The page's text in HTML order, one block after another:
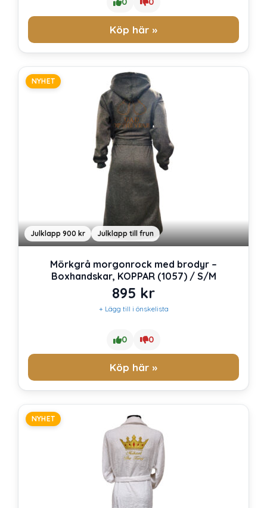
Köp här »
NYHET
Julklapp 900 kr Julklapp till frun
Mörkgrå morgonrock med brodyr –
Boxhandskar, KOPPAR (1057) / S/M
895 kr
+ Lägg till i önskelista
0 0
Köp här »
NYHET